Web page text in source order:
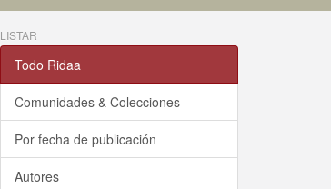
LISTAR
Todo Ridaa
Comunidades & Colecciones
Por fecha de publicación
Autores